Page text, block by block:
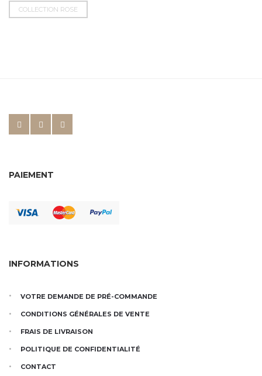
COLLECTION ROSE
PAIEMENT
INFORMATIONS
VOTRE DEMANDE DE PRÉ-COMMANDE
CONDITIONS GÉNÉRALES DE VENTE
FRAIS DE LIVRAISON
POLITIQUE DE CONFIDENTIALITÉ
CONTACT